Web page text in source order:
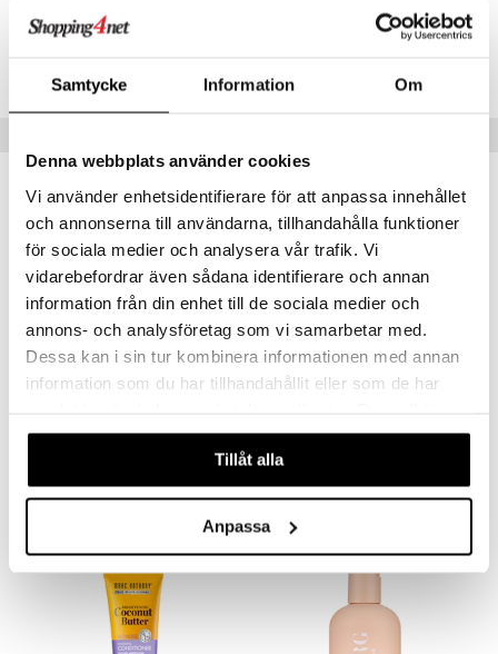
Samtycke Information Om
Denna webbplats använder cookies
Vi använder enhetsidentifierare för att anpassa innehållet
och annonserna till användarna, tillhandahålla funktioner
för sociala medier och analysera vår trafik. Vi
vidarebefordrar även sådana identifierare och annan
information från din enhet till de sociala medier och
annons- och analysföretag som vi samarbetar med.
Dessa kan i sin tur kombinera informationen med annan
information som du har tillhandahållit eller som de har
våra cookies vid fortsatt användande av vår webbplats.
Tillåt alla
Anpassa
CIW97-8P-100-XX-XX
WELLA PROFESSIONALS
125
-48%
TRESEMMÉ
59
up penslar